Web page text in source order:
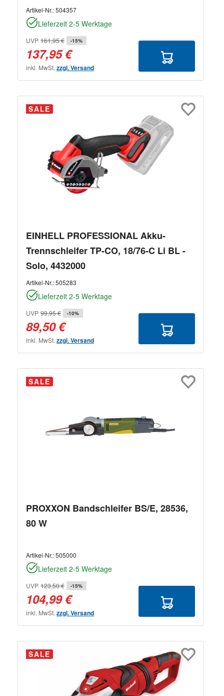
Artikel-Nr.:504357
Lieferzeit 2-5 Werktage
UVP 161,95 € -15%
137,95 €
inkl. MwSt. zzgl. Versand
SALE
EINHELL PROFESSIONAL Akku-
Trennschleifer TP-CO, 18/76-C Li BL -
Solo, 4432000
Artikel-Nr.:505283
Lieferzeit 2-5 Werktage
UVP 99,95 € -10%
89,50 €
inkl. MwSt. zzgl. Versand
SALE
PROXXON Bandschleifer BS/E, 28536,
80 W
Artikel-Nr.:505000
Lieferzeit 2-5 Werktage
UVP 123,50 € -15%
104,99 €
inkl. MwSt. zzgl. Versand
SALE